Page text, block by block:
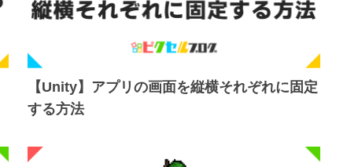
【Unity】アプリの画面を縦横それぞれに固定
する方法